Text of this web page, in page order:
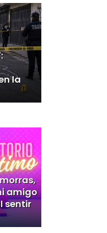
la
amigo
sentir